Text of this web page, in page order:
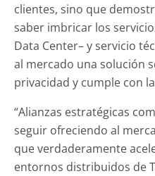
clientes, sino que
saber imbricar los
Data Center– y servicio
al mercado una solución
privacidad y cumple con
“Alianzas estratégicas
seguir ofreciendo al
que verdaderamente
entornos distribuidos de